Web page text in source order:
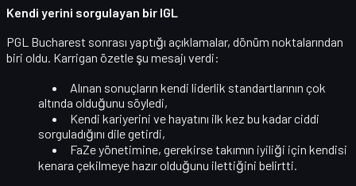
Kendi yerini sorgulayan bir IGL
PGL Bucharest sonrası yaptığı açıklamalar, dönüm noktalarından
biri oldu. Karrigan özetle şu mesajı verdi:
Alınan sonuçların kendi liderlik standartlarının çok
altında olduğunu söyledi,
Kendi kariyerini ve hayatını ilk kez bu kadar ciddi
sorguladığını dile getirdi,
FaZe yönetimine, gerekirse takımın iyiliği için kendisi
kenara çekilmeye hazırolduğunu ilettiğini belirtti.